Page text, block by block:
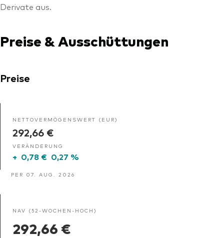
Derivate aus.
Preise & Ausschüttungen
Preise
NETTOVERMÖGENSWERT (EUR)
292,66 €
VERÄNDERUNG
+ 0,78 € 0,27 %
PER 07. AUG. 2026
NAV (52-WOCHEN-HOCH)
292,66 €